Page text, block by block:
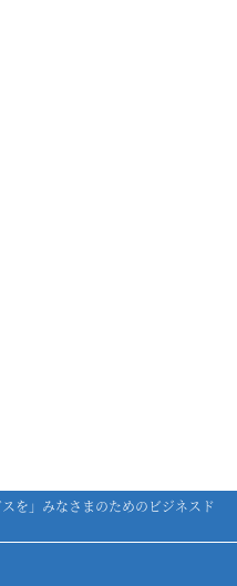
を」みなさまのためのビジネスド